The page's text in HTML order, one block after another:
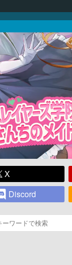
X
Discord